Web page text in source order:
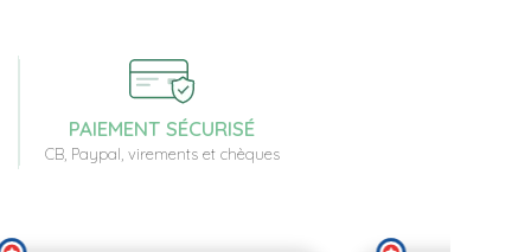
PAIEMENT SÉCURISÉ
CB, Paypal, virements et chèques